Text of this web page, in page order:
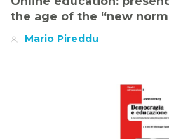
the age of the “new
Mario Pireddu